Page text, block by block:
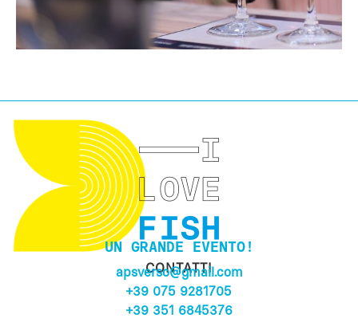
UN GRANDE EVENTO!
CONTATTI
apsverso@gmail.com
+39 075 9281705
+39 351 6845376